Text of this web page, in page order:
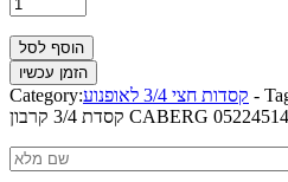
Category: קסדות חצי 3/4 לאופנוע -
Nm *